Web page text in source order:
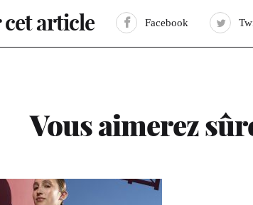
article Facebook
Vous aimerez